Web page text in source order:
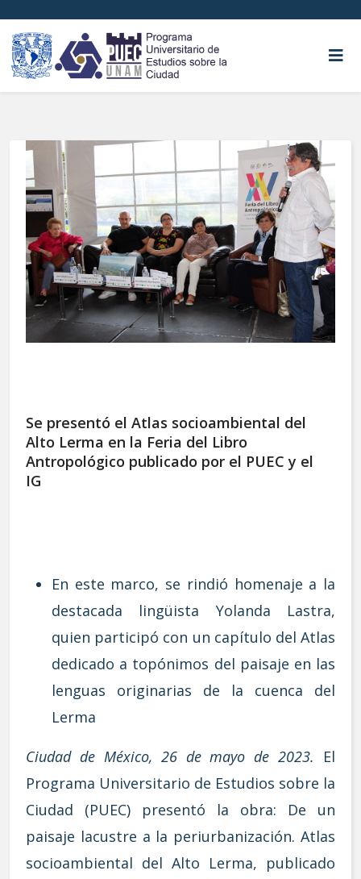
Se presentó el Atlas socioambiental del
Alto Lerma en la Feria del Libro
Antropológico publicado por el PUEC y el
IG
En este marco, se rindió homenaje a la
destacada lingüista Yolanda Lastra,
quien participó con un capítulo del Atlas
dedicado a topónimos del paisaje en las
lenguas originarias de la cuenca del
Lerma
Ciudad de México, 26 de mayo de 2023. El
Programa Universitario de Estudios sobre la
Ciudad (PUEC) presentó la obra: De un
paisaje lacustre a la periurbanización. Atlas
socioambiental del Alto Lerma, publicado